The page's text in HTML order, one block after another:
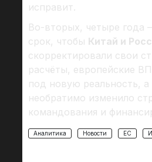
исправит.
Во-вторых, четыре года
срок, чтобы Китай и
скорректировали свои
расчёты, европейские
под новую реальность,
необратимо изменило
командования и
Аналитика Новости ЕС